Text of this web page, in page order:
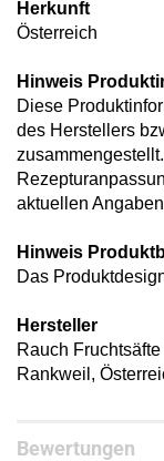
Herkunft
Österreich
Hinweis
Diese
des Herstellers
aktuellen
Hinweis
Das
Hersteller
Rauch
Rankweil,
Bewertungen